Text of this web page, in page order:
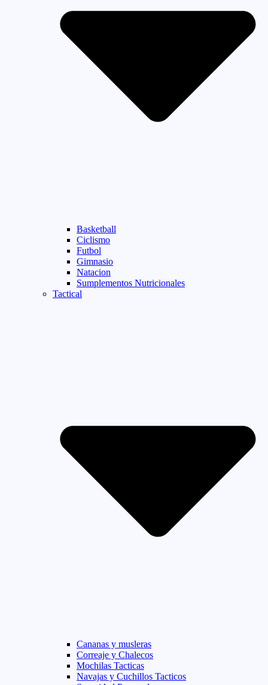
Basketball
Ciclismo
Futbol
Gimnasio
Natacion
Sumplementos Nutricionales
Tactical
Cananas y musleras
Correaje y Chalecos
Mochilas Tacticas
Navajas y Cuchillos Tacticos